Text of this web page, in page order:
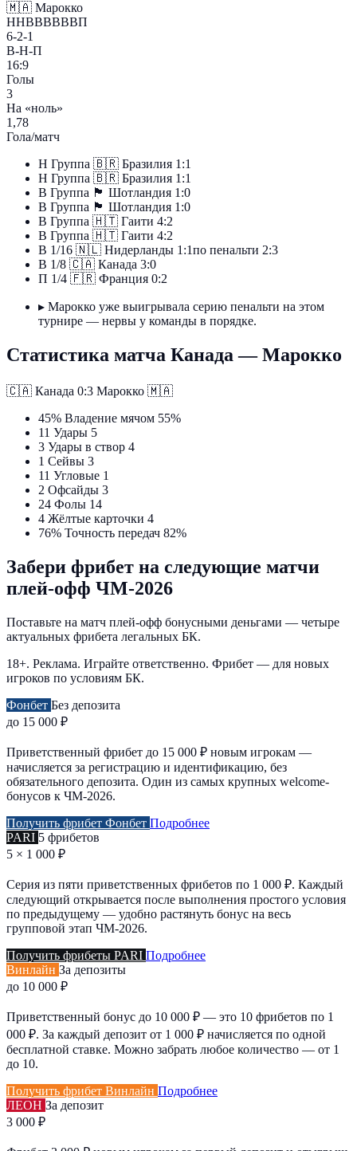
🇲🇦 Марокко
ННВВВВВВП
6-2-1
В-Н-П
16:9
Голы
3
На «ноль»
1,78
Гола/матч
Н Группа 🇧🇷 Бразилия 1:1
Н Группа 🇧🇷 Бразилия 1:1
В Группа 🏴󠁧󠁢󠁳󠁣󠁴󠁿 Шотландия 1:0
В Группа 🏴󠁧󠁢󠁳󠁣󠁴󠁿 Шотландия 1:0
В Группа 🇭🇹 Гаити 4:2
В Группа 🇭🇹 Гаити 4:2
В 1/16 🇳🇱 Нидерланды 1:1по пенальти 2:3
В 1/8 🇨🇦 Канада 3:0
П 1/4 🇫🇷 Франция 0:2
▸ Марокко уже выигрывала серию пенальти на этом
турнире — нервы у команды в порядке.
Статистика матча Канада — Марокко
🇨🇦 Канада 0:3 Марокко 🇲🇦
45% Владение мячом 55%
11 Удары 5
3 Удары в створ 4
1 Сейвы 3
11 Угловые 1
2 Офсайды 3
24 Фолы 14
4 Жёлтые карточки 4
76% Точность передач 82%
Забери фрибет на следующие матчи
плей-офф ЧМ-2026
Поставьте на матч плей-офф бонусными деньгами — четыре
актуальных фрибета легальных БК.
18+. Реклама. Играйте ответственно. Фрибет — для новых
игроков по условиям БК.
Фонбет Без депозита
до 15 000 ₽
Приветственный фрибет до 15 000 ₽ новым игрокам —
начисляется за регистрацию и идентификацию, без
обязательного депозита. Один из самых крупных welcome-
бонусов к ЧМ-2026.
Получить фрибет Фонбет Подробнее
PARI 5 фрибетов
5 × 1 000 ₽
Серия из пяти приветственных фрибетов по 1 000 ₽. Каждый
следующий открывается после выполнения простого условия
по предыдущему — удобно растянуть бонус на весь
групповой этап ЧМ-2026.
Получить фрибеты PARI Подробнее
Винлайн За депозиты
до 10 000 ₽
Приветственный бонус до 10 000 ₽ — это 10 фрибетов по 1
000 ₽. За каждый депозит от 1 000 ₽ начисляется по одной
бесплатной ставке. Можно забрать любое количество — от 1
до 10.
Получить фрибет Винлайн Подробнее
ЛЕОН За депозит
3 000 ₽